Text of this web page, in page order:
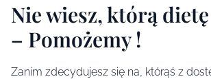
Nie wiesz, którą
– Pomożemy !
Zanim zdecydujesz się na, którąś z